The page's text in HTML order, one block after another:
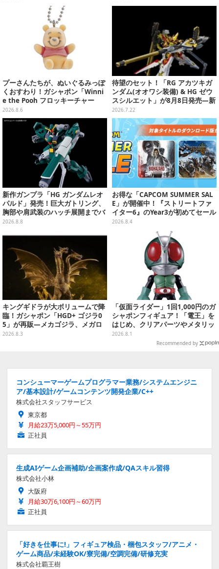
プーさんたちが、ぬいぐるみっぽ
くおすわり！ガシャポン「Winni
e the Pooh フロッキーチャー
ム」ふわふわでどれも可愛い全4
種
2026.8.6
待望のセット！「RG アカツキガ
ンダム(オオワシ装備) & HG ゼウ
スシルエット」が8月8日発売―新
規造形の股関節強化パーツも付属
2026.7.22
新作ガンプラ「HG ガンダムレオ
パルド」発売！巨大ガトリング、
胸部や肩武装のハッチ展開までバ
ッチリ
2026.8.8
お得な「CAPCOM SUMMER SAL
E」が開催中！『ストリートファ
イター6』のYear3が初めてセール
対象に
2026.8.4
キングギドラが大ボリュームで降
臨！ガシャポン「HGD+ ゴジラ0
5」が再販―メカゴジラ、メガロ
なども揃った全4種
2026.8.3
「仮面ライダー」1回1,000円のガ
シャポンフィギュア！「電王」を
はじめ、クリアパーツやメタリッ
ク彩色でこだわりが詰まった4種
2026.8.1
Recommended by
コンシューマーゲームプログラマー業務/システムエンジニ
ア/基本設計/ゲームコンテンツ開発企業/C++
株式会社スタッフサービス
東京都
月給23万5,000円～55万円
正社員
生成AIゲーム企画補助/企画案作成/QAスキル習得
株式会社小林
大阪府
月給30万6,100円～60万円
正社員
「好きを仕事に!」フィギュア検品・梱包スタッフ/アニメ・
ゲーム商品/未経験OK/寮完備/空調完備/研修充実
株式会社覇王樹